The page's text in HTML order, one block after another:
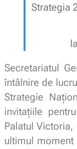
Strategia
Secretariatul
întâlnire de
Strategie
invitațiile
Palatul
ultimul moment